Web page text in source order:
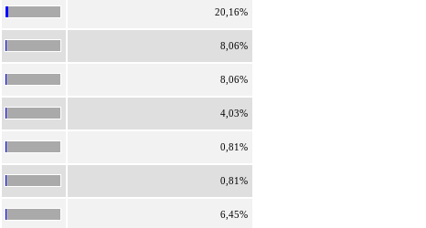
20,16%
8,06%
8,06%
4,03%
0,81%
0,81%
6,45%